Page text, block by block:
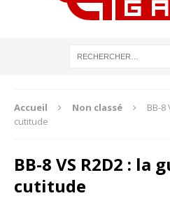
Accueil Non classé
BB-8
cutitude
BB-8 VS R2D2 : la
cutitude